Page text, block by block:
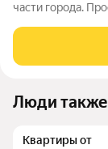
части города.
качественному
тишину и
Люди
Квартиры от